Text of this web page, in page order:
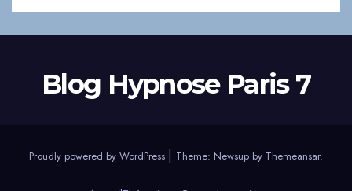
Blog Hypnose Paris 7
Proudly powered by WordPress | Theme: Newsup by Themeansar.